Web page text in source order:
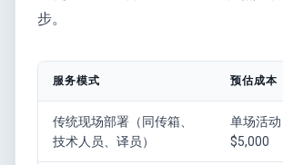
步。
服务模式 预估成本
传统现场部署（同传箱、
技术人员、译员）
单场活
$5,000